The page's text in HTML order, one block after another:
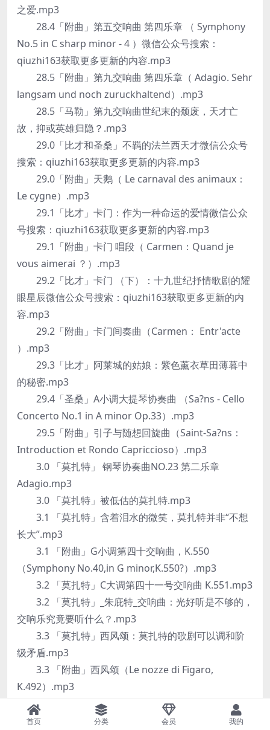
之爱.mp3
28.4「附曲」第五交响曲 第四乐章 （ Symphony
No.5 in C sharp minor - 4 ）微信公众号搜索：
qiuzhi163获取更多更新的内容.mp3
28.5「附曲」第九交响曲 第四乐章（ Adagio. Sehr
langsam und noch zuruckhaltend）.mp3
28.5「马勒」第九交响曲世纪末的颓废，天才亡
故，抑或英雄归隐？.mp3
29.0「比才和圣桑」不羁的法兰西天才微信公众号
搜索：qiuzhi163获取更多更新的内容.mp3
29.0「附曲」天鹅（ Le carnaval des animaux：
Le cygne）.mp3
29.1「比才」卡门：作为一种命运的爱情微信公众
号搜索：qiuzhi163获取更多更新的内容.mp3
29.1「附曲」卡门 唱段（ Carmen：Quand je
vous aimerai ？）.mp3
29.2「比才」卡门 （下）：十九世纪抒情歌剧的耀
眼星辰微信公众号搜索：qiuzhi163获取更多更新的内
容.mp3
29.2「附曲」卡门间奏曲（Carmen： Entr'acte
）.mp3
29.3「比才」阿莱城的姑娘：紫色薰衣草田薄暮中
的秘密.mp3
29.4「圣桑」A小调大提琴协奏曲 （Sa?ns - Cello
Concerto No.1 in A minor Op.33）.mp3
29.5「附曲」引子与随想回旋曲（Saint-Sa?ns：
Introduction et Rondo Capriccioso）.mp3
3.0 「莫扎特」 钢琴协奏曲NO.23 第二乐章
Adagio.mp3
3.0 「莫扎特」被低估的莫扎特.mp3
3.1 「莫扎特」含着泪水的微笑，莫扎特并非“不想
长大”.mp3
3.1 「附曲」G小调第四十交响曲，K.550
（Symphony No.40,in G minor,K.550?）.mp3
3.2 「莫扎特」C大调第四十一号交响曲 K.551.mp3
3.2 「莫扎特」_朱庇特_交响曲：光好听是不够的，
交响乐究竟要听什么？.mp3
3.3 「莫扎特」西风颂：莫扎特的歌剧可以调和阶
级矛盾.mp3
3.3 「附曲」西风颂（Le nozze di Figaro,
K.492）.mp3
3.4 「莫扎特」弦乐四重奏：调皮的小天才超越了
海顿爸爸.mp3
首页 分类 会员 我的